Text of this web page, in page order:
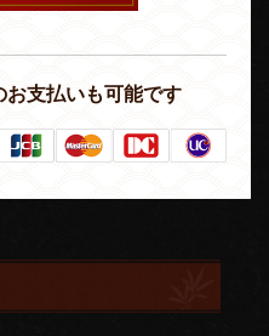
お支払いも可能です